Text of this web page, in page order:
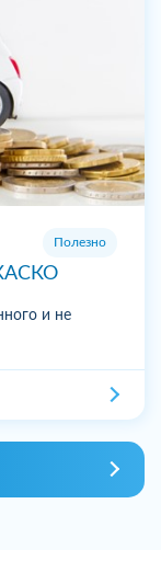
Полезно
и не